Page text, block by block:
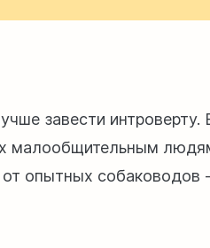
завести интроверту.
малообщительным
опытных собаководов